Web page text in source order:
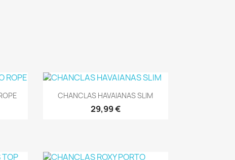
Vista rápida
CHANCLAS HAVAIANAS SLIM
29,99 €